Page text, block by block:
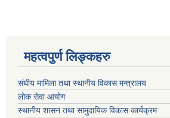
महत्वपुर्ण लिङ्कहरु
संघीय मामिला तथा स्थानीय विकास मन्त्रालय
लोक सेवा आयोग
स्थानीय शासन तथा सामुदायिक विकास कार्यक्रम